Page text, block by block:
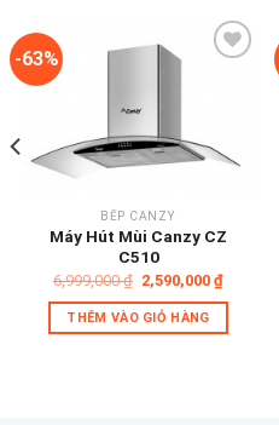
-63%
BẾP CANZY
Máy Hút Mùi Canzy CZ
C510
6,999,000₫ Giá
gốc
là:
6,999,000 ₫.
2,590,000 ₫Giá
hiện
tại
THÊM VÀO GIỎ HÀNG